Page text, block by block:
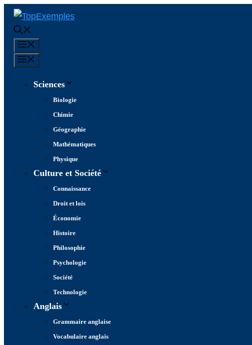
Aller
contenu
Sciences
Biologie
Chimie
Géographie
Mathématiques
Physique
Culture et Société
Connaissance
Droit et lois
Économie
Histoire
Philosophie
Psychologie
Société
Technologie
Anglais
Grammaire anglaise
Vocabulaire anglais